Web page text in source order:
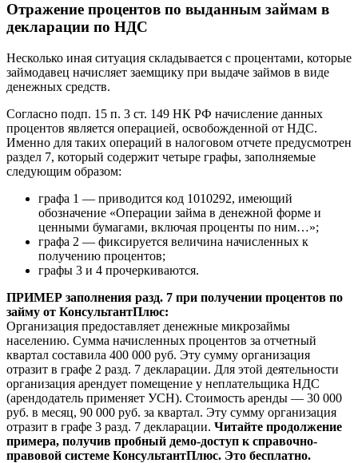
Отражение процентов по выданным займам в
декларации по НДС
Несколько иная ситуация складывается с процентами, которые
займодавец начисляет заемщику при выдаче займов в виде
денежных средств.
Согласно подп. 15 п. 3 ст. 149 НК РФ начисление данных
процентов является операцией, освобожденной от НДС.
Именно для таких операций в налоговом отчете предусмотрен
раздел 7, который содержит четыре графы, заполняемые
следующим образом:
графа 1 — приводится код 1010292, имеющий
обозначение «Операции займа в денежной форме и
ценными бумагами, включая проценты по ним…»;
графа 2 — фиксируется величина начисленных к
получению процентов;
графы 3 и 4 прочеркиваются.
ПРИМЕР заполнения разд. 7 при получении процентов по
займу от КонсультантПлюс:
Организация предоставляет денежные микрозаймы
населению. Сумма начисленных процентов за отчетный
квартал составила 400 000 руб. Эту сумму организация
отразит в графе 2 разд. 7 декларации. Для этой деятельности
организация арендует помещение у неплательщика НДС
(арендодатель применяет УСН). Стоимость аренды — 30 000
руб. в месяц, 90 000 руб. за квартал. Эту сумму организация
отразит в графе 3 разд. 7 декларации. Читайте продолжение
примера, получив пробный демо-доступ к справочно-
правовой системе КонсультантПлюс. Это бесплатно.